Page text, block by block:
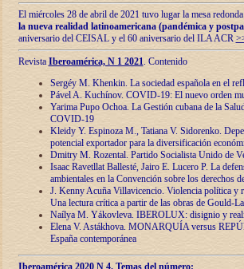
El miércoles 28 de abril de 2021 tuvo lugar la mesa
la nueva realidad latinoamericana (pandémica y
aniversario del CEISAL y el 60 aniversario del ILA ACR
Revista Iberoamérica, N 1 2021. Contenido
Sergéy M. Khenkin. La sociedad española en el
Pável A. Kuchínov. COVID-19: El nuevo orden
Yarima Pupo Ochoa. La Gestión cubana de la
COVID-19
Kleidy Y. Espinoza M., Tatiana V. Sidorenko.
potencial exportador para la diversificación
Dmitry M. Rozental. Partido Socialista Unido de
Isaac Ravetllat Ballesté, Jairo E. Lucero P. La
ambientales en la Convención sobre los derechos
J. Kenny Acuña Villavicencio. Violencia política y
Una lectura crítica a partir de las obras de Gould-
Naílya M. Yákovleva. IBEROLUX: disignio y
Elena V. Astákhova. MONARQUÍA versus
España contemporánea
Iberoamérica 2020 N 4. Temas del número: